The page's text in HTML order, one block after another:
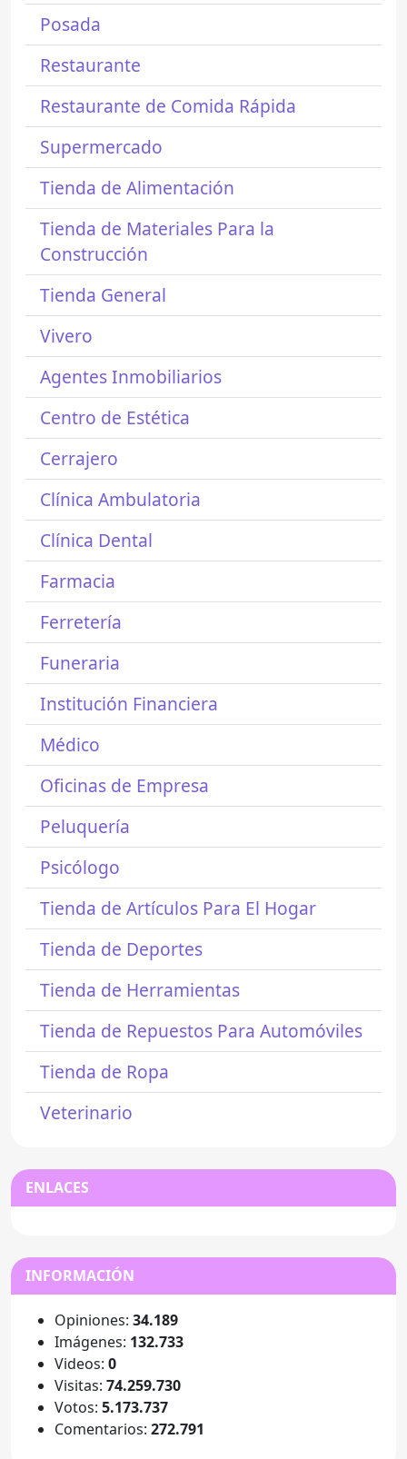
Posada
Restaurante
Restaurante de Comida Rápida
Supermercado
Tienda de Alimentación
Tienda de Materiales Para la
Construcción
Tienda General
Vivero
Agentes Inmobiliarios
Centro de Estética
Cerrajero
Clínica Ambulatoria
Clínica Dental
Farmacia
Ferretería
Funeraria
Institución Financiera
Médico
Oficinas de Empresa
Peluquería
Psicólogo
Tienda de Artículos Para El Hogar
Tienda de Deportes
Tienda de Herramientas
Tienda de Repuestos Para Automóviles
Tienda de Ropa
Veterinario
ENLACES
INFORMACIÓN
Opiniones: 34.189
Imágenes: 132.733
Videos: 0
Visitas: 74.259.730
Votos: 5.173.737
Comentarios: 272.791